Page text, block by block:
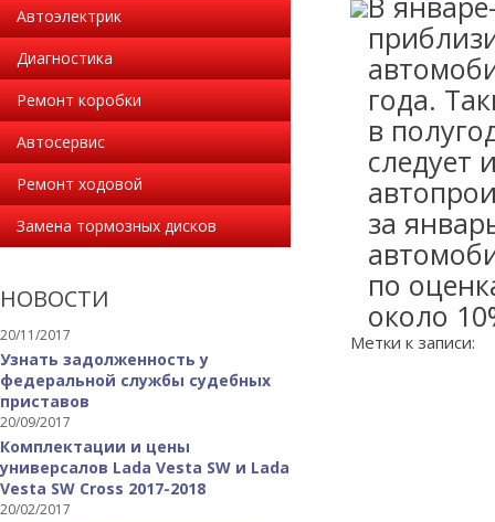
Автоэлектрик
Диагностика
Ремонт коробки
Автосервис
Ремонт ходовой
Замена тормозных дисков
НОВОСТИ
20/11/2017
Узнать задолженность у
федеральной службы судебных
приставов
20/09/2017
Комплектации и цены
универсалов Lada Vesta SW и Lada
Vesta SW Cross 2017-2018
20/02/2017
года.
в
следует
за
по
около
Метки к записи: